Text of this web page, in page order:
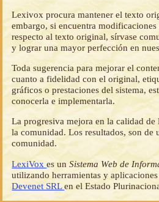
Lexivox procura mantener el texto
embargo, si encuentra
respecto al texto original, sírvase
y lograr una mayor perfección en
Toda sugerencia para mejorar el
cuanto a fidelidad con el original,
gráficos o prestaciones del sistema,
conocerla e implementarla.
La progresiva mejora en la calidad
la comunidad. Los resultados, son de
comunidad.
LexiVoxes unSistema Web de
utilizando herramientas y
Devenet SRLen el Estado